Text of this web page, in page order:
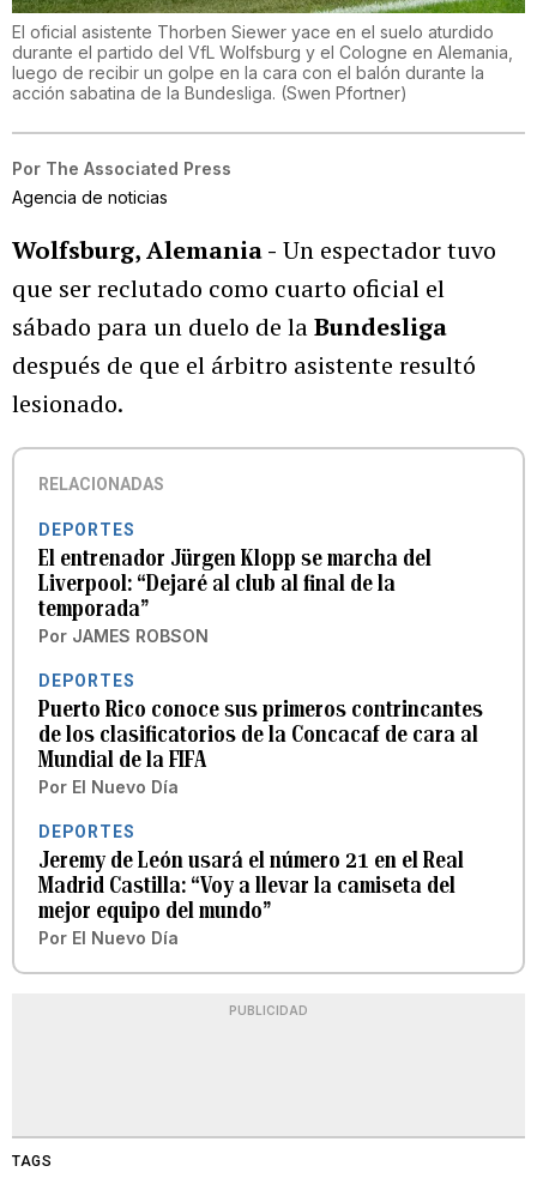
El oficial asistente Thorben Siewer yace en el suelo aturdido
durante el partido del VfL Wolfsburg y el Cologne en Alemania,
luego de recibir un golpe en la cara con el balón durante la
acción sabatina de la Bundesliga. (Swen Pfortner)
Por The Associated Press
Agencia de noticias
Wolfsburg, Alemania - Un espectador tuvo
que ser reclutado como cuarto oficial el
sábado para un duelo de laBundesliga
después de que el árbitro asistente resultó
lesionado.
RELACIONADAS
DEPORTES
El entrenador Jürgen Klopp se marcha del
Liverpool: “Dejaré al club al final de la
temporada”
Por JAMES ROBSON
DEPORTES
Puerto Rico conoce sus primeros contrincantes
de los clasificatorios de la Concacaf de cara al
Mundial de la FIFA
Por El Nuevo Día
DEPORTES
Jeremy de León usará el número 21 en el Real
Madrid Castilla: “Voy a llevar la camiseta del
mejor equipo del mundo”
Por El Nuevo Día
PUBLICIDAD
TAGS